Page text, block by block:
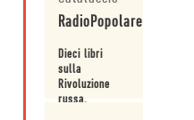
RadioPopolare
Dieci libri
sulla
Rivoluzione
russa.